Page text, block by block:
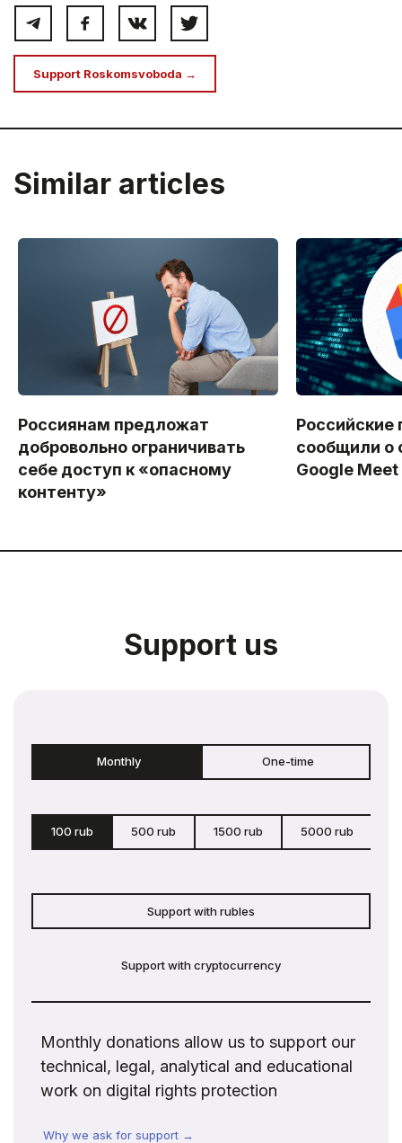
Support Roskomsvoboda →
Similar articles
Россиянам предложат
добровольно ограничивать
себе доступ к «опасному
контенту»
Российские
сообщили о
Google Meet
Support us
Monthly One-time
100 rub 500 rub 1500 rub 5000 rub
Support with rubles
Support with cryptocurrency
Monthly donations allow us to support our
technical, legal, analytical and educational
work on digital rights protection
Why we ask for support →